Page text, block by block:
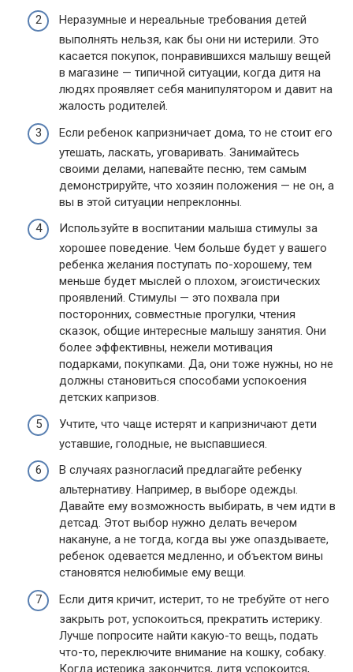
Неразумные и нереальные требования детей
выполнять нельзя, как бы они ни истерили. Это
касается покупок, понравившихся малышу вещей
в магазине — типичной ситуации, когда дитя на
людях проявляет себя манипулятором и давит на
жалость родителей.
Если ребенок капризничает дома, то не стоит его
утешать, ласкать, уговаривать. Занимайтесь
своими делами, напевайте песню, тем самым
демонстрируйте, что хозяин положения — не он, а
вы в этой ситуации непреклонны.
Используйте в воспитании малыша стимулы за
хорошее поведение. Чем больше будет у вашего
ребенка желания поступать по-хорошему, тем
меньше будет мыслей о плохом, эгоистических
проявлений. Стимулы — это похвала при
посторонних, совместные прогулки, чтения
сказок, общие интересные малышу занятия. Они
более эффективны, нежели мотивация
подарками, покупками. Да, они тоже нужны, но не
должны становиться способами успокоения
детских капризов.
Учтите, что чаще истерят и капризничают дети
уставшие, голодные, не выспавшиеся.
В случаях разногласий предлагайте ребенку
альтернативу. Например, в выборе одежды.
Давайте ему возможность выбирать, в чем идти в
детсад. Этот выбор нужно делать вечером
накануне, а не тогда, когда вы уже опаздываете,
ребенок одевается медленно, и объектом вины
становятся нелюбимые ему вещи.
Если дитя кричит, истерит, то не требуйте от него
закрыть рот, успокоиться, прекратить истерику.
Лучше попросите найти какую-то вещь, подать
что-то, переключите внимание на кошку, собаку.
Когда истерика закончится, дитя успокоится,